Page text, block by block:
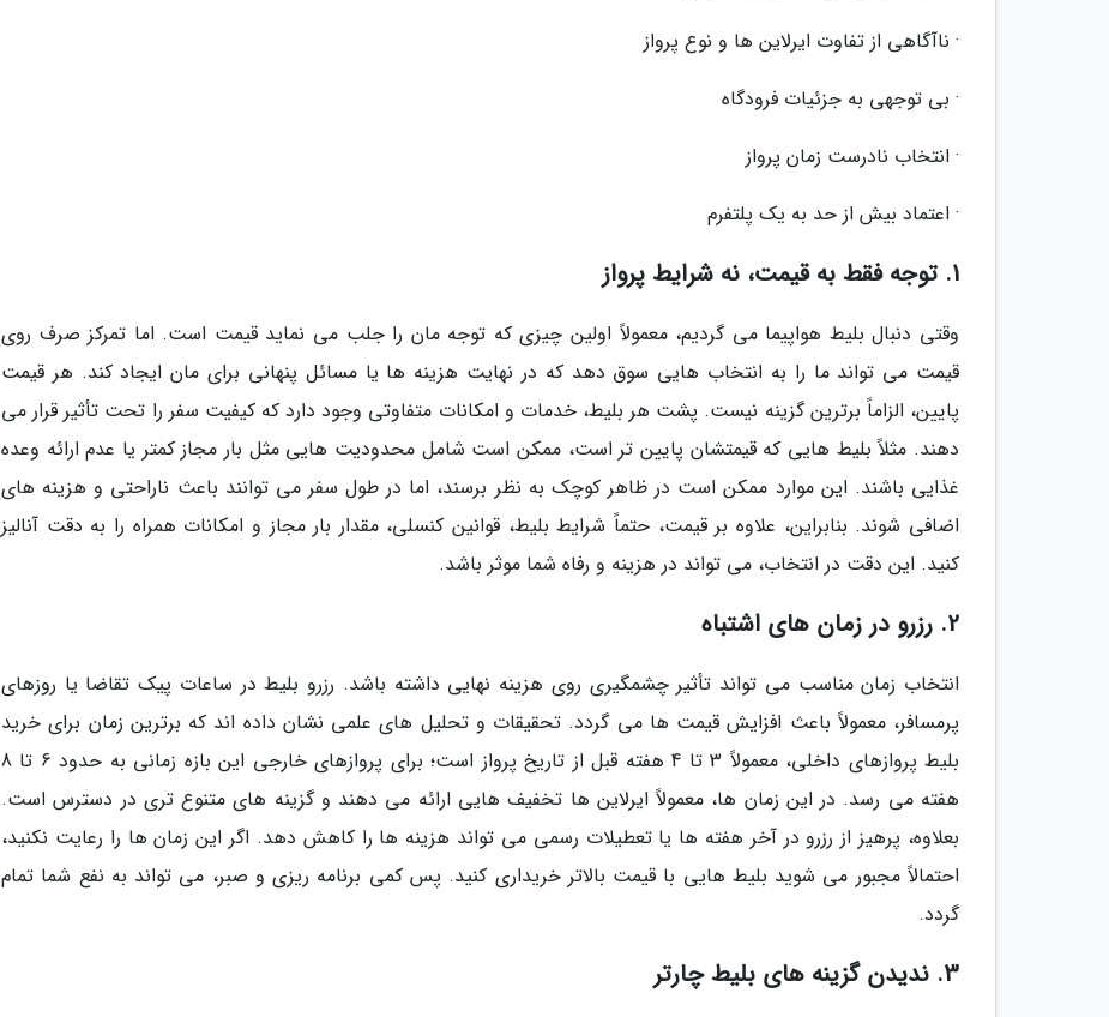
· ناآگاهی از تفاوت ایرلاین ها و نوع پرواز
· بی توجهی به جزئیات فرودگاه
· انتخاب نادرست زمان پرواز
· اعتماد بیش از حد به یک پلتفرم
1. توجه فقط به قیمت، نه شرایط پرواز
وقتی دنبال بلیط هواپیما می گردیم، معمولاً اولین چیزی که توجه مان را جلب می نماید قیمت است. اما تمرکز صرف روی
قیمت می تواند ما را به انتخاب هایی سوق دهد که در نهایت هزینه ها یا مسائل پنهانی برای مان ایجاد کند. هر قیمت
پایین، الزاماً برترین گزینه نیست. پشت هر بلیط، خدمات و امکانات متفاوتی وجود دارد که کیفیت سفر را تحت تأثیر قرار می
دهند. مثلاً بلیط هایی که قیمتشان پایین تر است، ممکن است شامل محدودیت هایی مثل بار مجاز کمتر یا عدم ارائه وعده
غذایی باشند. این موارد ممکن است در ظاهر کوچک به نظر برسند، اما در طول سفر می توانند باعث ناراحتی و هزینه های
اضافی شوند. بنابراین، علاوه بر قیمت، حتماً شرایط بلیط، قوانین کنسلی، مقدار بار مجاز و امکانات همراه را به دقت آنالیز
کنید. این دقت در انتخاب، می تواند در هزینه و رفاه شما موثر باشد.
2. رزرو در زمان های اشتباه
انتخاب زمان مناسب می تواند تأثیر چشمگیری روی هزینه نهایی داشته باشد. رزرو بلیط در ساعات پیک تقاضا یا روزهای
پرمسافر، معمولاً باعث افزایش قیمت ها می گردد. تحقیقات و تحلیل های علمی نشان داده اند که برترین زمان برای خرید
بلیط پروازهای داخلی، معمولاً 3 تا 4 هفته قبل از تاریخ پرواز است؛ برای پروازهای خارجی این بازه زمانی به حدود 6 تا 8
هفته می رسد. در این زمان ها، معمولاً ایرلاین ها تخفیف هایی ارائه می دهند و گزینه های متنوع تری در دسترس است.
بعلاوه، پرهیز از رزرو در آخر هفته ها یا تعطیلات رسمی می تواند هزینه ها را کاهش دهد. اگر این زمان ها را رعایت نکنید،
احتمالاً مجبور می شوید بلیط هایی با قیمت بالاتر خریداری کنید. پس کمی برنامه ریزی و صبر، می تواند به نفع شما تمام
گردد.
3. ندیدن گزینه های بلیط چارتر